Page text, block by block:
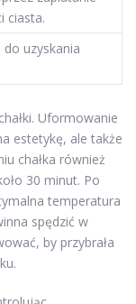
ciasta.
uzyskania
Uformowanie
estetykę, ale także
chałka również
30 minut. Po
temperatura
spędzić w
by przybrała